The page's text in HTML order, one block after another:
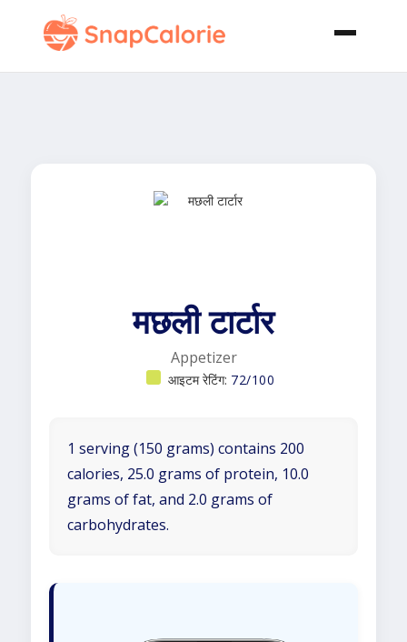
मछली टार्टार
Appetizer
आइटम रेटिंग: 72/100
1 serving (150 grams) contains 200
calories, 25.0 grams of protein, 10.0
grams of fat, and 2.0 grams of
carbohydrates.